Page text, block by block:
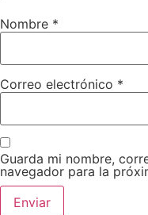
Nombre *
Correo electrónico *
Guarda mi nombre,
navegador para la